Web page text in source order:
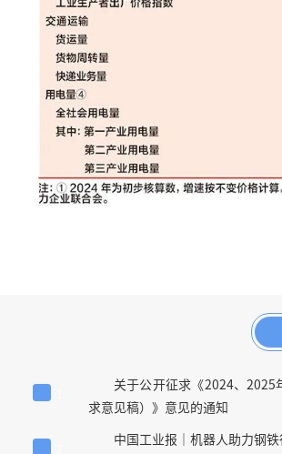
关于公开征求《2024、2025
求意见稿）》意见的通知
中国工业报｜机器人助力钢